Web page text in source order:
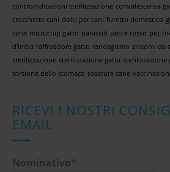
controindicazioni sterilizzazione convalescenza
crocchette cani dolci per cani furetto domestico
cane microchip gatto parassiti pesce rosso pet-
d'india raffreddore gatto randagismo sintomi da
sterilizzazione sterilizzazione gatta sterilizzazione
torsione dello stomaco tosatura cane vaccinazioni
RICEVI I NOSTRI
EMAIL
Nominativo*